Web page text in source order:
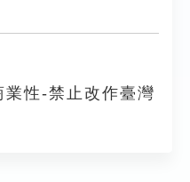
性-禁止改作臺灣